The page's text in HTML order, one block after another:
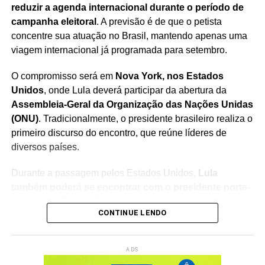
reduzir a agenda internacional durante o período de
campanha eleitoral . A previsão é de que o petista
concentre sua atuação no Brasil, mantendo apenas uma
viagem internacional já programada para setembro.
O compromisso será em Nova York, nos Estados
Unidos, onde Lula deverá participar da abertura da
Assembleia-Geral da Organização das Nações Unidas
(ONU). Tradicionalmente, o presidente brasileiro realiza o
primeiro discurso do encontro, que reúne líderes de
diversos países.
Durante a passagem pelos Estados Unidos,
Lula
americano Donald Trump. Um eventual encontro entre
os dois chefes de Estado poderá abrir espaço para
CONTINUE LENDO
ADS